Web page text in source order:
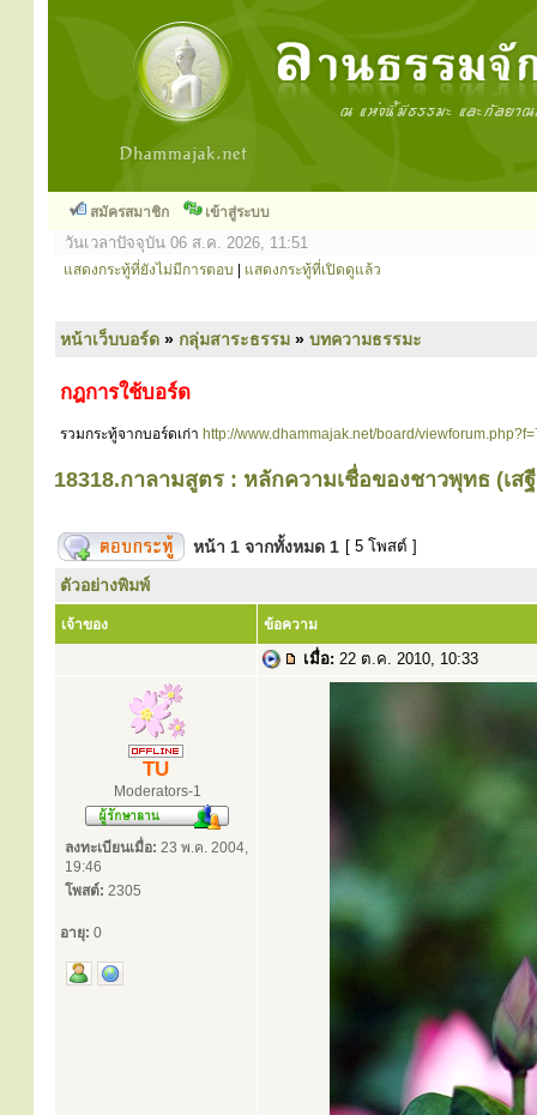
สมัครสมาชิก เข้าสู่ระบบ
วันเวลาปัจจุบัน 06 ส.ค. 2026, 11:51
แสดงกระทู้ที่ยังไม่มีการตอบ แสดงกระทู้ที่เปิดดูแล้ว
หน้าเว็บบอร์ด » กลุ่มสาระธรรม » บทความธรรมะ
กฎการใช้บอร์ด
รวมกระทู้จากบอร์ดเก่า http://www.dhammajak.net/board/
18318.กาลามสูตร : หลักความเชื่อของชาวพุทธ (เส
หน้า 1 จากทั้งหมด 1 [ 5 โพสต์ ]
ตัวอย่างพิมพ์
เจ้าของ ข้อความ
เมื่อ: 22 ต.ค. 2010, 10:33
TU
Moderators-1
ลงทะเบียนเมื่อ: 23 พ.ค. 2004,
19:46
โพสต์: 2305
อายุ: 0